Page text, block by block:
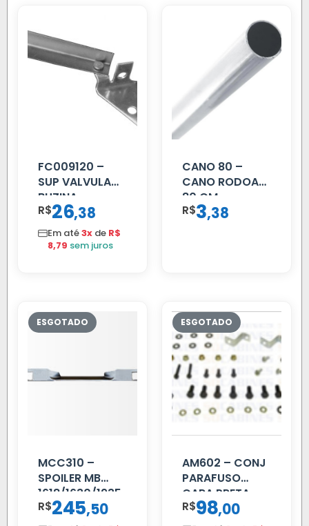
FC009120 –
SUP VALVULA
BUZINA
C/ALAVANCA
R$26,38
Em até3x de R$
8,79 sem juros
CANO 80 –
CANO RODOAR
80 CM
R$3,38
MCC310 –
SPOILER MB
1618/1630/1935
02 FAR
R$245,50
AM602 – CONJ
PARAFUSO
CARA PRETA
PARCIAL
R$98,00